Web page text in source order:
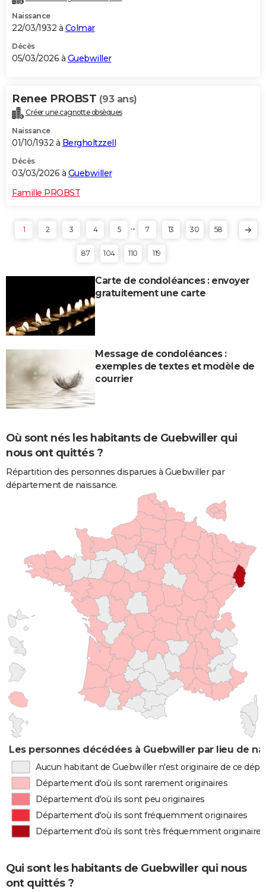
Naissance
22/03/1932 à Colmar
Décès
05/03/2026 à Guebwiller
Renee PROBST (93 ans)
Créer une cagnotte obsèques
Naissance
01/10/1932 à Bergholtzzell
Décès
03/03/2026 à Guebwiller
Famille PROBST
1 2 3 4 5 ... 7 13 30 58
87 104 110 119
Carte de condoléances : envoyer
gratuitement une carte
Message de condoléances :
exemples de textes et modèle de
courrier
Où sont nés les habitants de Guebwiller qui
nous ont quittés ?
Répartition des personnes disparues à Guebwiller par
département de naissance.
Les personnes décédées à Guebwiller par lieu de
Aucun habitant de Guebwiller n'est originaire de ce
Département d'où ils sont rarement originaires
Département d'où ils sont peu originaires
Département d'où ils sont fréquemment originaires
Département d'où ils sont très fréquemment originaires
Qui sont les habitants de Guebwiller qui nous
ont quittés ?